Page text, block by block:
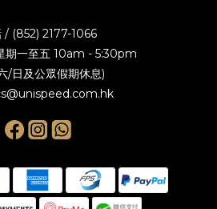
/ (852) 2177-1066
期一至五 10am - 5:30pm
/日及公眾假期休息)